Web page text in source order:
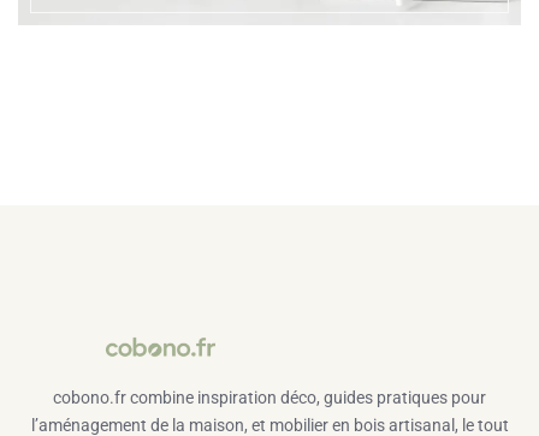
cobono.fr combine inspiration déco, guides pratiques pour
l’aménagement de la maison, et mobilier en bois artisanal, le tout